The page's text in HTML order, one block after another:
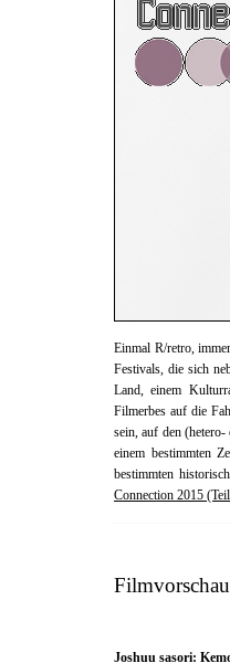
Einmal R/retro,
Festivals, die sich
Land, einem
Filmerbes auf die
sein, auf den
einem bestimmten
bestimmten
Connection 2015
Joshuu sasori: